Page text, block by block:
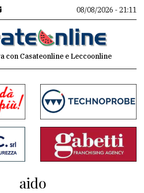
08/08/2026 - 21:11
con Casateonline e Leccoonline
aido